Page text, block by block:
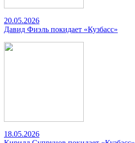
20.05.2026
Давид Фиэль покидает «Кузбасс»
18.05.2026